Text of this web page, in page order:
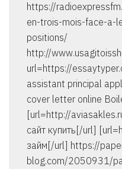
https://
en-trois-mois-face-a-
positions/
http://
url=https://
assistant principal
cover letter online
[url=http://
сайт купить[/url]
займ[/url] https://
blog.com/2050931/